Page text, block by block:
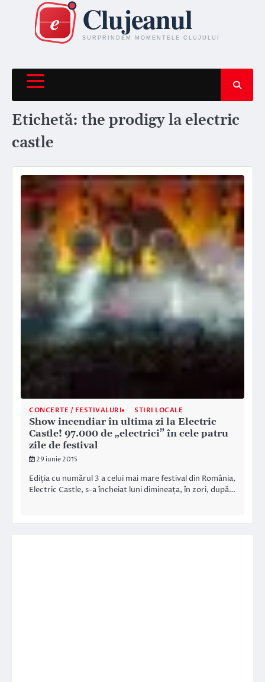
content
Etichetă: the prodigy la electric
castle
CONCERTE / FESTIVALURI STIRI LOCALE
Show incendiar în ultima zi la Electric
Castle! 97.000 de „electrici” în cele patru
zile de festival
29 iunie 2015
Ediția cu numărul 3 a celui mai mare festival din România,
Electric Castle, s-a încheiat luni dimineața, în zori, după…